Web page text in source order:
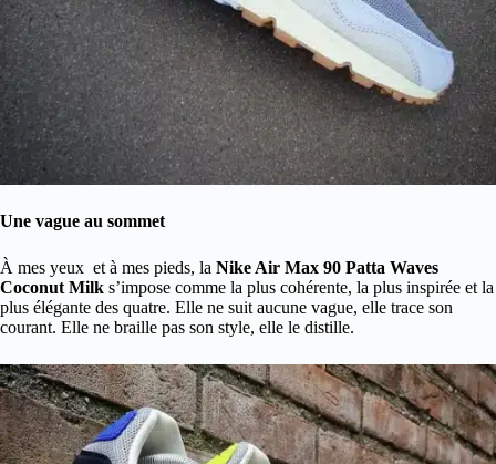
Une vague au sommet
À mes yeux et à mes pieds, la Nike Air Max 90 Patta Waves
Coconut Milk s’impose comme la plus cohérente, la plus inspirée et la
plus élégante des quatre. Elle ne suit aucune vague, elle trace son
courant. Elle ne braille pas son style, elle le distille.